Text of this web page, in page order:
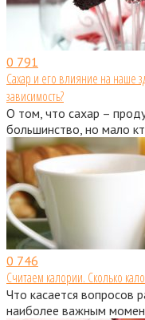
0 791
Сахар и его влияние на наше
зависимость?
О том, что сахар –
большинство, но мало
0 746
Считаем калории. Сколько
Что касается вопросов
наиболее важным